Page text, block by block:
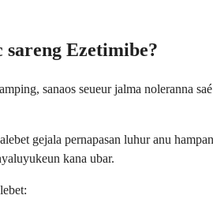
sareng Ezetimibe?
sanaos seueur jalma noleranna
gejala pernapasan luhur anu
kana ubar.